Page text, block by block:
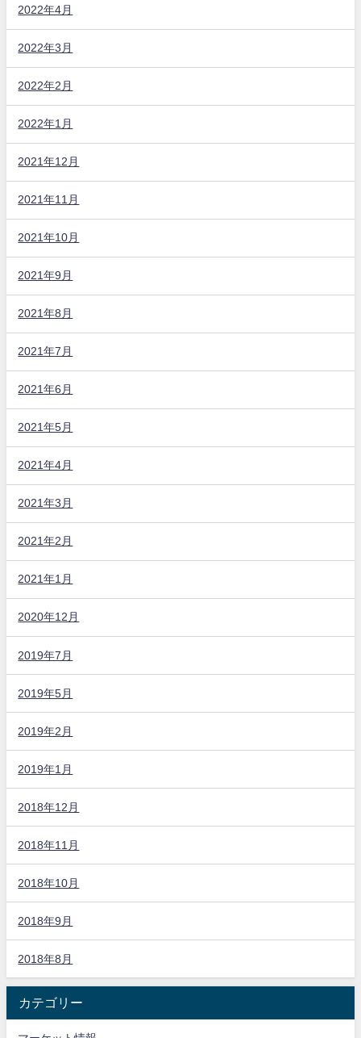
2022年4月
2022年3月
2022年2月
2022年1月
2021年12月
2021年11月
2021年10月
2021年9月
2021年8月
2021年7月
2021年6月
2021年5月
2021年4月
2021年3月
2021年2月
2021年1月
2020年12月
2019年7月
2019年5月
2019年2月
2019年1月
2018年12月
2018年11月
2018年10月
2018年9月
2018年8月
カテゴリー